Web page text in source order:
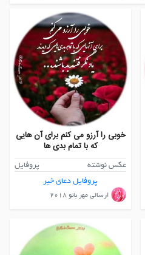
خوبی را آرزو می کنم برای آن هایی
که با تمام بدی ها
عکس نوشته
پروفایل
پروفایل دعای خیر
ارسالی مهر بانو ۲۰۱۸